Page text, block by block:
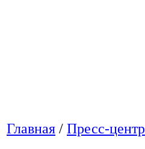
Главная / Пресс-центр